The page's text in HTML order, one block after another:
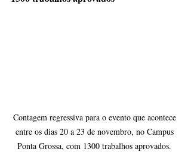
Contagem regressiva para o evento que acontece
entre os dias 20 a 23 de novembro, no Campus
Ponta Grossa, com 1300 trabalhos aprovados.